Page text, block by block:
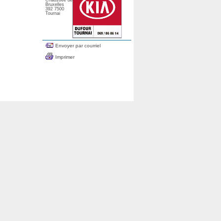
Bruxelles
392 7500
Tournai
Envoyer par courriel
Imprimer